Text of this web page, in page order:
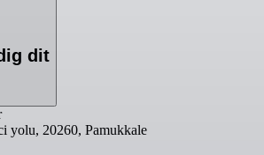
dit
yolu, 20260, Pamukkale